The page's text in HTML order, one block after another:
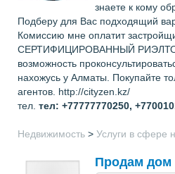
знаете к кому
Подберу для Вас подходящий
Комиссию мне оплатит
СЕРТИФИЦИРОВАННЫЙ
возможность
нахожусь у Алматы. Покупайте
агентов. http://cityzen.kz/
тел. тел: +77777770250,
Недвижимость > Услуги в сфере
Продам дом